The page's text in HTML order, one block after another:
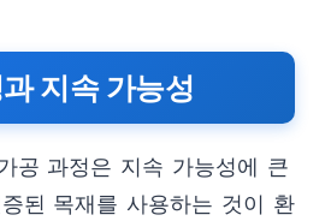
지속 가능성
공 과정은 지속 가능성에 큰
된 목재를 사용하는 것이 환